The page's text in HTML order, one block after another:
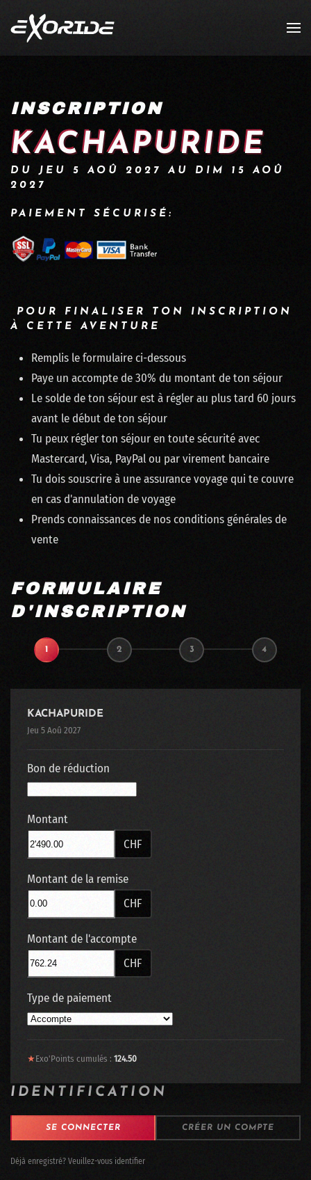
Accéder au contenu principal
INSCRIPTION
KACHAPURIDE
DU JEU 5 AOÛ 2027 AU DIM 15 AOÛ
2027
PAIEMENT SÉCURISÉ:
POUR FINALISER TON INSCRIPTION
À CETTE AVENTURE
Remplis le formulaire ci-dessous
Paye un accompte de 30% du montant de ton séjour
Le solde de ton séjour est à régler au plus tard 60 jours
avant le début de ton séjour
Tu peux régler ton séjour en toute sécurité avec
Mastercard, Visa, PayPal ou par virement bancaire
Tu dois souscrire à une assurance voyage qui te couvre
en cas d'annulation de voyage
Prends connaissances de nos conditions générales de
vente
FORMULAIRE
D'INSCRIPTION
1 2 3 4
IDENTIFICATION
SE CONNECTER CRÉER UN COMPTE
Déjà enregistré? Veuillez-vous identifier
KACHAPURIDE
Jeu 5 Aoû 2027
Bon de réduction
Montant
CHF
Montant de la remise
CHF
Montant de l'accompte
CHF
Type de paiement
★Exo'Points cumulés : 124.50